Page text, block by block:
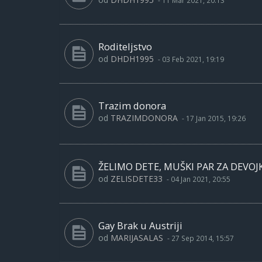
Roditeljstvo
od DHDH1995 - 03 Feb 2021, 19:19
Trazim donora
od TRAZIMDONORA - 17 Jan 2015, 19:26
ŽELIMO DETE, MUŠKI PAR ZA
od ZELISDETE33 - 04 Jan 2021, 20:55
Gay Brak u Austriji
od MARIJASALAS - 27 Sep 2014, 15:57